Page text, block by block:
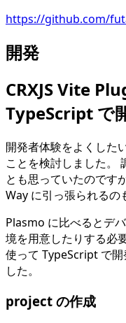
https://github.com/
開発
CRXJS Vite
TypeScript で
開発者体験をよくした
ことを検討しました。
とも思っていたのです
Way に引っ張られるの
Plasmo に比べるとデ
境を用意したりする必
使って TypeScript で
した。
project の作成